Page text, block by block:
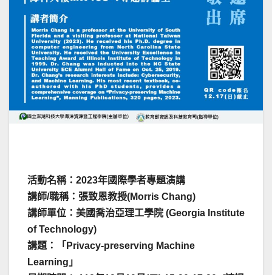
活動名稱：2023年國際學者專題演講
講師/職稱：張致恩教授(Morris Chang)
講師單位：美國喬治亞理工學院 (Georgia Institute
of Technology)
講題：「Privacy-preserving Machine
Learning」